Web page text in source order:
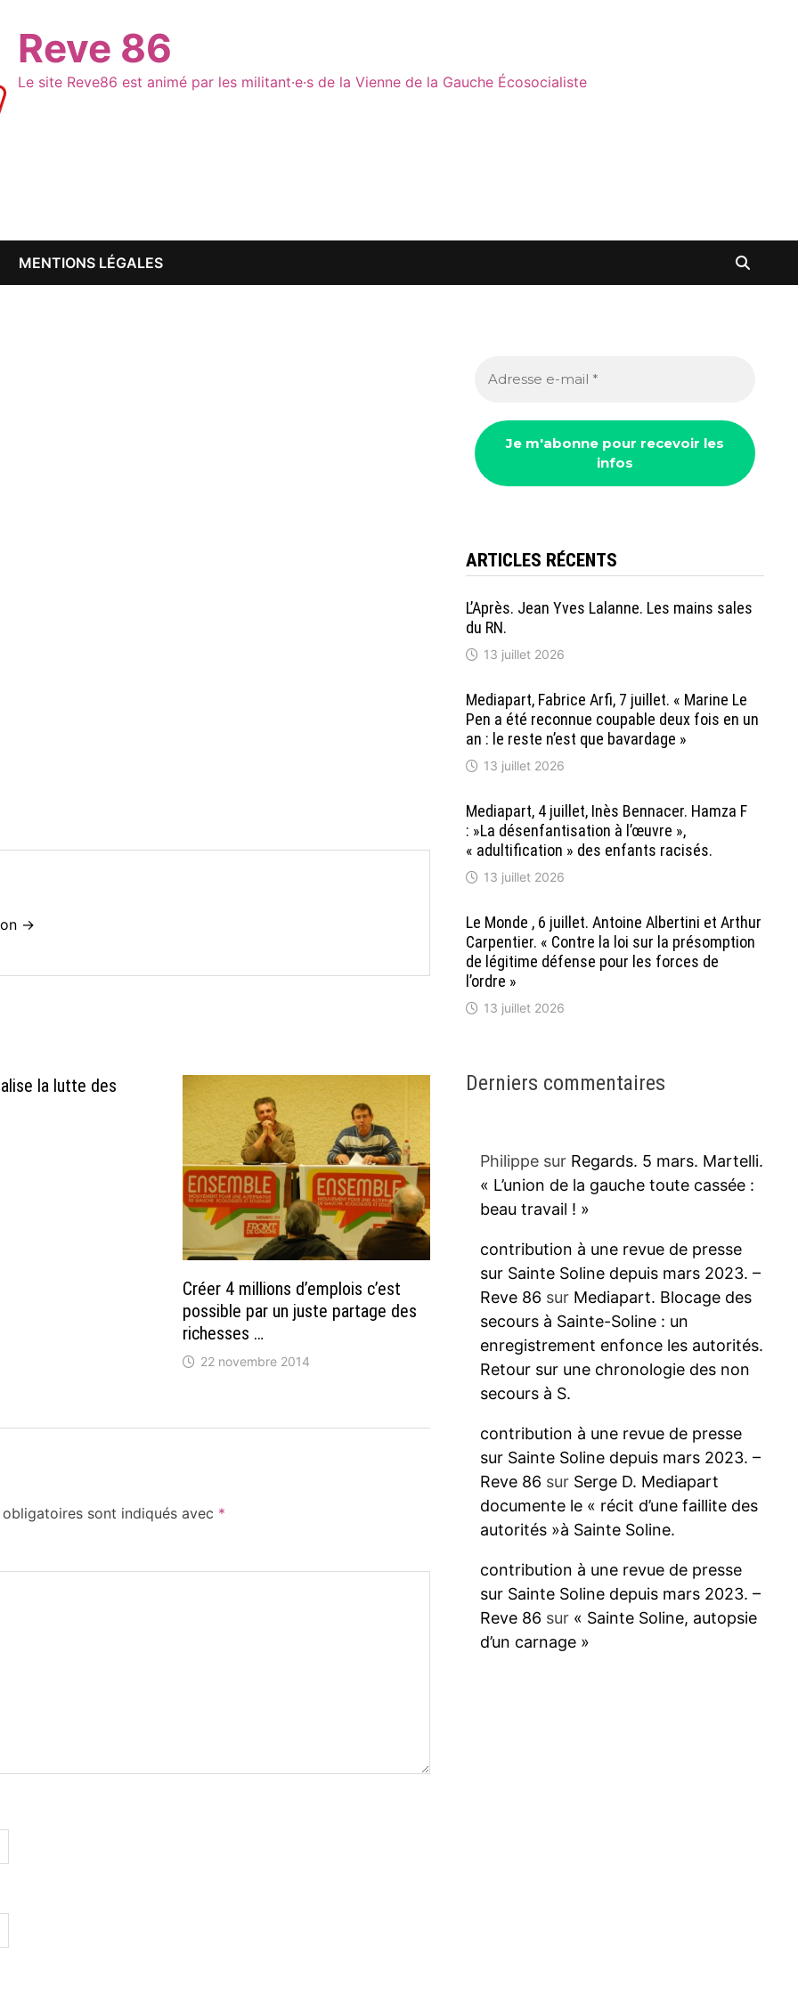
Reve 86
Le site Reve86 est animé par les militant·e·s de la Vienne de la Gauche Écosocialiste
MENTIONS LÉGALES
→
la lutte des
Créer 4 millions d’emplois c’est
possible par un juste partage des
richesses …
22 novembre 2014
obligatoires sont indiqués avec *
ARTICLES RÉCENTS
L’Après. Jean Yves Lalanne. Les mains sales
du RN.
13 juillet 2026
Mediapart, Fabrice Arfi, 7 juillet. « Marine Le
Pen a été reconnue coupable deux fois en un
an : le reste n’est que bavardage »
13 juillet 2026
Mediapart, 4 juillet, Inès Bennacer. Hamza F
: »La désenfantisation à l’œuvre »,
« adultification » des enfants racisés.
13 juillet 2026
Le Monde , 6 juillet. Antoine Albertini et Arthur
Carpentier. « Contre la loi sur la présomption
de légitime défense pour les forces de
l’ordre »
13 juillet 2026
Derniers commentaires
Philippesur Regards. 5 mars. Martelli.
« L’union de la gauche toute cassée :
beau travail ! »
contribution à une revue de presse
sur Sainte Soline depuis mars 2023. –
Reve 86 sur Mediapart. Blocage des
secours à Sainte-Soline : un
enregistrement enfonce les autorités.
Retour sur une chronologie des non
secours à S.
contribution à une revue de presse
sur Sainte Soline depuis mars 2023. –
Reve 86 sur Serge D. Mediapart
documente le « récit d’une faillite des
autorités »à Sainte Soline.
contribution à une revue de presse
sur Sainte Soline depuis mars 2023. –
Reve 86 sur « Sainte Soline, autopsie
d’un carnage »